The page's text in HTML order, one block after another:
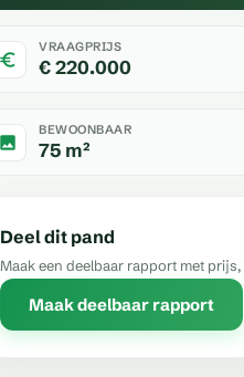
VRAAGPRIJS
€ 220.000
BEWOONBAAR
75 m²
Deel dit pand
Maak een deelbaar rapport met
Maak deelbaar rapport